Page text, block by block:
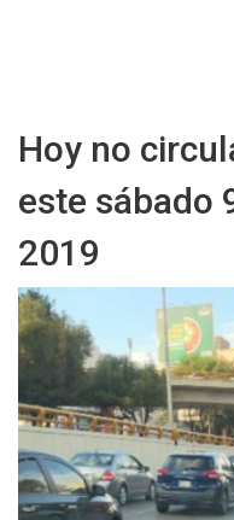
Hoy no
este sábado
2019